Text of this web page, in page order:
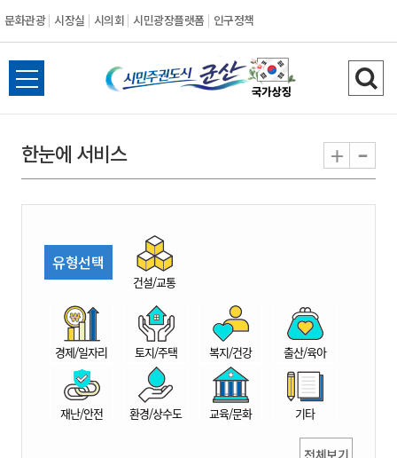
문화관광 시장실 시의회 시민광장플랫폼 인구정책
시
민
권
시
산
전
체
뉴
열
검
색
기
한눈에 서비스 + -
유형선택
건설/교통
경제/일자리 토지/주택 복지/건강 출산/육아
재난/안전 환경/상수도 교육/문화 기타
전체보기